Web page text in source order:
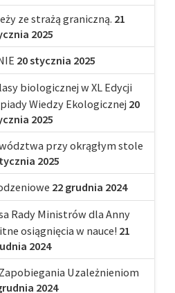
ze strażą graniczną. 21
2025
20 stycznia 2025
biologicznej w XL Edycji
Wiedzy Ekologicznej 20
2025
przy okrągłym stole
2025
22 grudnia 2024
Rady Ministrów dla Anny
osiągnięcia w nauce! 21
2024
Uzależnieniom
2024